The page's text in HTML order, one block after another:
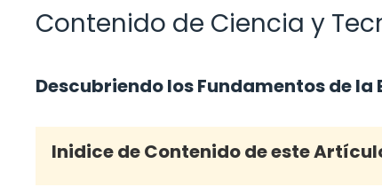
Contenido de Ciencia y
Descubriendo los Fundamentos de
Inidice de Contenido de este